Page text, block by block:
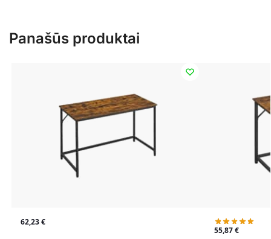
Panašūs produktai
62,23€
55,87€